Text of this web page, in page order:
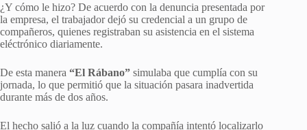
¿Y cómo le hizo? De acuerdo con la denuncia presentada por
la empresa, el trabajador dejó su credencial a un grupo de
compañeros, quienes registraban su asistencia en el sistema
eléctrónico diariamente.
De esta manera “El Rábano” simulaba que cumplía con su
jornada, lo que permitió que la situación pasara inadvertida
durante más de dos años.
El hecho salió a la luz cuando la compañía intentó localizarlo